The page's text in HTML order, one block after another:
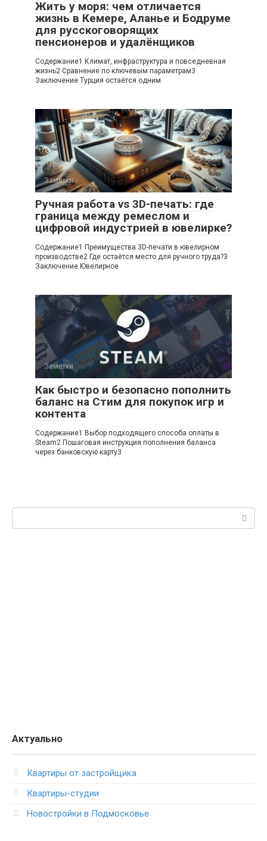
Жить у моря: чем отличается
жизнь в Кемере, Аланье и Бодруме
для русскоговорящих
пенсионеров и удалёнщиков
Содержание1 Климат, инфраструктура и повседневная
жизнь2 Сравнение по ключевым параметрам3
Заключение Турция остаётся одним
Заметки
Ручная работа vs 3D-печать: где
граница между ремеслом и
цифровой индустрией в ювелирке?
Содержание1 Преимущества 3D-печати в ювелирном
производстве2 Где остаётся место для ручного труда?3
Заключение Ювелирное
Заметки
Как быстро и безопасно пополнить
баланс на Стим для покупок игр и
контента
Содержание1 Выбор подходящего способа оплаты в
Steam2 Пошаговая инструкция пополнения баланса
через банковскую карту3
Актуально
Квартиры от застройщика
Квартиры-студии
Новостройки в Подмосковье